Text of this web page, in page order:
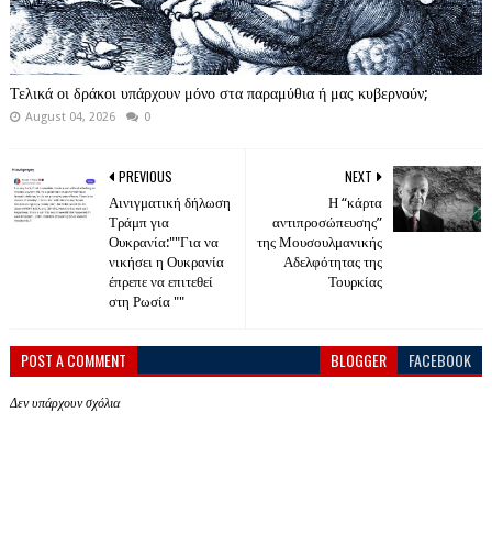
Τελικά οι δράκοι υπάρχουν μόνο στα παραμύθια ή μας κυβερνούν;
August 04, 2026 0
NEXT
Η “κάρτα
αντιπροσώπευσης”
της Μουσουλμανικής
Αδελφότητας της
Τουρκίας
PREVIOUS
Αινιγματική δήλωση
Τράμπ για
Ουκρανία:""Για να
νικήσει η Ουκρανία
έπρεπε να επιτεθεί
στη Ρωσία ""
POST A COMMENT BLOGGER FACEBOOK
Δεν υπάρχουν σχόλια